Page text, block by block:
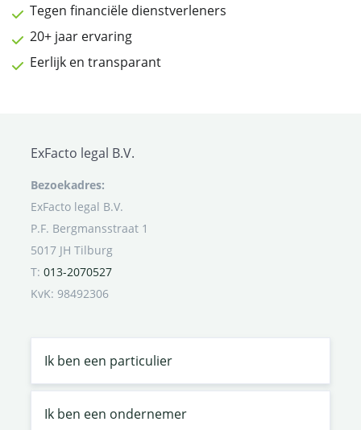
Tegen financiële dienstverleners
20+ jaar ervaring
Eerlijk en transparant
ExFacto legal B.V.
Bezoekadres:
ExFacto legal B.V.
P.F. Bergmansstraat 1
5017 JH Tilburg
T: 013-2070527
KvK: 98492306
Ik ben een particulier
Ik ben een ondernemer